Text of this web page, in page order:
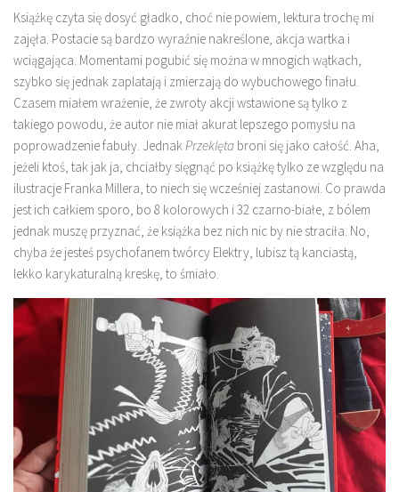
Książkę czyta się dosyć gładko, choć nie powiem, lektura trochę mi
zajęła. Postacie są bardzo wyraźnie nakreślone, akcja wartka i
wciągająca. Momentami pogubić się można w mnogich wątkach,
szybko się jednak zaplatają i zmierzają do wybuchowego finału.
Czasem miałem wrażenie, że zwroty akcji wstawione są tylko z
takiego powodu, że autor nie miał akurat lepszego pomysłu na
poprowadzenie fabuły. JednakPrzeklęta broni się jako całość. Aha,
jeżeli ktoś, tak jak ja, chciałby sięgnąć po książkę tylko ze względu na
ilustracje Franka Millera, to niech się wcześniej zastanowi. Co prawda
jest ich całkiem sporo, bo 8 kolorowych i 32 czarno-białe, z bólem
jednak muszę przyznać, że książka bez nich nic by nie straciła. No,
chyba że jesteś psychofanem twórcy Elektry, lubisz tą kanciastą,
lekko karykaturalną kreskę, to śmiało.